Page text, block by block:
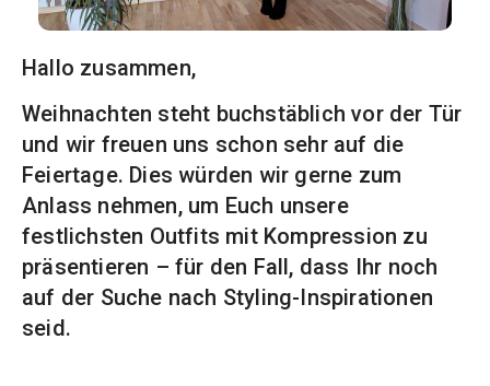
Hallo zusammen,
Weihnachten steht buchstäblich vor der Tür
und wir freuen uns schon sehr auf die
Feiertage. Dies würden wir gerne zum
Anlass nehmen, um Euch unsere
festlichsten Outfits mit Kompression zu
präsentieren – für den Fall, dass Ihr noch
auf der Suche nach Styling-Inspirationen
seid.